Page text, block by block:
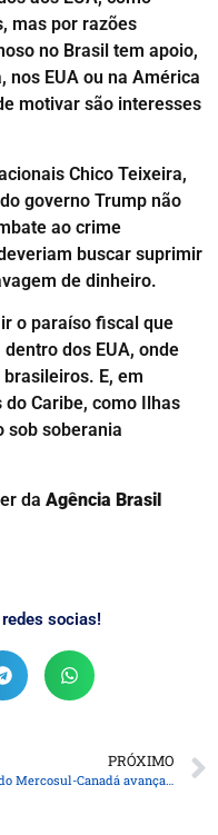
mas por razões
no Brasil tem apoio,
nos EUA ou na América
motivar são interesses
Chico Teixeira,
governo Trump não
ao crime
buscar suprimir
de dinheiro.
o paraíso fiscal que
dos EUA, onde
E, em
Caribe, como Ilhas
sob soberania
da Agência Brasil
socias!
PRÓXIMO
Acordo Mercosul-Canadá avança em décima rodada de negociações